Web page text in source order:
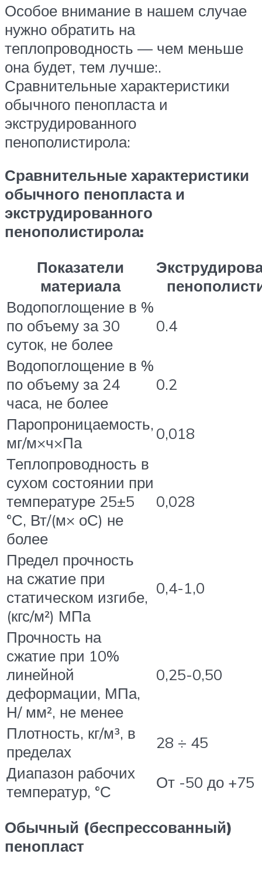
Особое внимание в нашем случае
нужно обратить на
теплопроводность — чем меньше
она будет, тем лучше:.
Сравнительные характеристики
обычного пенопласта и
экструдированного
пенополистирола:
Сравнительные характеристики
обычного пенопласта и
экструдированного
пенополистирола:
Показатели
материала
Водопоглощение в %
по объему за 30
суток, не более
0.4
Водопоглощение в %
по объему за 24
часа, не более
0.2
Паропроницаемость,
мг/м×ч×Па
0,018
Теплопроводность в
сухом состоянии при
температуре 25±5
°С, Вт/(м× оС) не
более
0,028
Предел прочность
на сжатие при
статическом изгибе,
(кгс/м²) МПа
0,4-1,0
Прочность на
сжатие при 10%
линейной
деформации, МПа,
Н/ мм², не менее
0,25-0,50
Плотность, кг/м³, в
пределах
28 ÷ 45
Диапазон рабочих
температур, °С
От -50 до +75
Обычный (беспрессованный)
пенопласт